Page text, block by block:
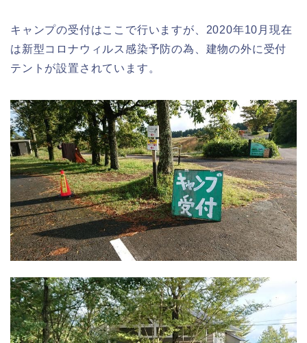
キャンプの受付はここで行いますが、2020年10月現在
は新型コロナウィルス感染予防の為、建物の外に受付
テントが設置されています。